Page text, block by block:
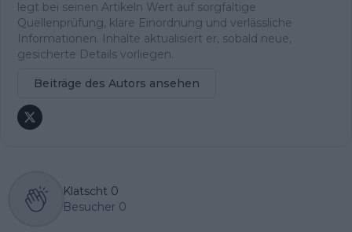
legt bei seinen Artikeln Wert auf sorgfältige
Quellenprüfung, klare Einordnung und verlässliche
Informationen. Inhalte aktualisiert er, sobald neue,
gesicherte Details vorliegen.
Beiträge des Autors ansehen
Klatscht 0
Besucher 0